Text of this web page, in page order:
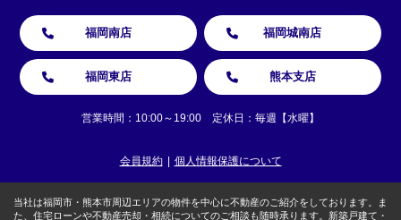
福岡南店 福岡城南店
福岡東店 熊本支店
営業時間：10:00～19:00 定休日：毎週【水曜】
会員規約 個人情報保護について
当社は福岡市・熊本市周辺エリアの物件を中心に不動産のご紹介をしております。ま
た、住宅ローンや不動産売却・相続についてのご相談も随時承ります。新築戸建て・